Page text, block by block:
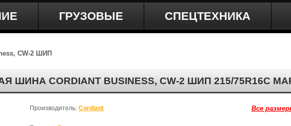
ГРУЗОВЫЕ СПЕЦТЕХНИКА
CW-2 ШИП
CORDIANT BUSINESS, CW-2 ШИП 215/75R16C
Все
Производитель: Cordiant